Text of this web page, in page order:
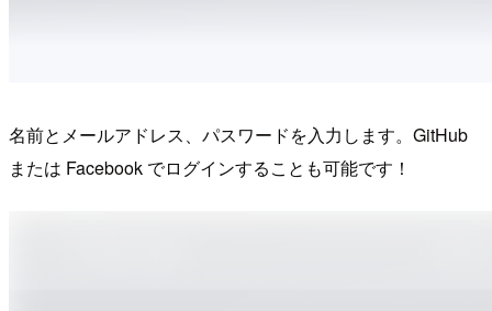
名前とメールアドレス、パスワードを入力します。GitHub
または Facebook でログインすることも可能です！